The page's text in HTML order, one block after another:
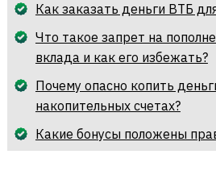
Как заказать деньги ВТБ
Что такое запрет на
вклада и как его избежать?
Почему опасно копить
накопительных счетах?
Какие бонусы положены